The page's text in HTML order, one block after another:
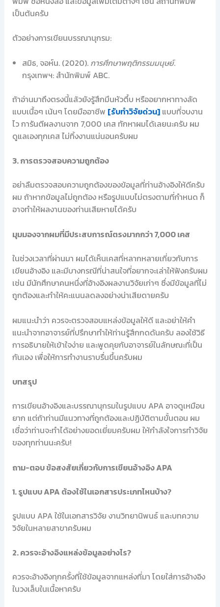
เป็นต้นครับ
ตัวอย่างการเขียนบรรณานุกรม:
สมิธ, จอห์น. (2020). การศึกษาพฤติกรรมมนุษย์.
กรุงเทพฯ: สำนักพิมพ์ ABC.
ถ้าอ่านมาถึงตรงนี้แล้วยังรู้สึกมึนหัวตึ้บ หรืออยากหาทางลัด
แบบเนื้อๆ เน้นๆ โดยมืออาชีพ [รับทำวิจัยด่วน]แบบที่จบงาน
ไว การันตีผลงานจาก 7,000 เคส ทักหาผมได้เลยนะครับ ผม
ดูแลเองทุกเคส ไม่ทิ้งงานแน่นอนครับผม
3. การตรวจสอบความถูกต้อง
อย่าลืมตรวจสอบความถูกต้องของข้อมูลที่ท่านอ้างอิงให้ดีครับ
ผม ถ้าหากข้อมูลไม่ถูกต้อง หรือรูปแบบไม่ตรงตามที่กำหนด ก็
อาจทำให้ผลงานของท่านเสียหายได้ครับ
มุมมองจากผมที่มีประสบการณ์ตรงมากกว่า 7,000 เคส
ในช่วงเวลาที่ผ่านมา ผมได้เห็นเคสที่หลากหลายเกี่ยวกับการ
เขียนอ้างอิง และมีบางกรณีที่น่าสนใจที่อยากจะเล่าให้ฟังครับผม
เช่น มีนักศึกษาคนหนึ่งที่อ้างอิงผลงานวิจัยเก่าๆ ซึ่งมีข้อมูลที่ไม่
ถูกต้องและทำให้คะแนนลดลงอย่างน่าเสียดายครับ
ผมแนะนำว่า ควรจะตรวจสอบแหล่งข้อมูลให้ดี และอย่าให้คำ
แนะนำจากอาจารย์ที่ปรึกษาทำให้ท่านรู้สึกกดดันครับ ลองใช้วิธี
การอธิบายให้เข้าใจง่าย และพูดคุยกับอาจารย์ในลักษณะที่เป็น
กันเอง เพื่อให้การทำงานราบรื่นขึ้นครับผม
บทสรุป
การเขียนอ้างอิงและบรรณานุกรมในรูปแบบ APA อาจดูเหมือน
ยาก แต่ถ้าท่านมีแนวทางที่ถูกต้องและปฏิบัติตามขั้นตอน ผม
เชื่อว่าท่านจะทำได้อย่างยอดเยี่ยมครับผม ให้กำลังใจการทำวิจัย
ของทุกท่านนะครับ!
ถาม-ตอบ ข้อสงสัยเกี่ยวกับการเขียนอ้างอิง APA
1. รูปแบบ APA ต้องใช้ในเอกสารประเภทไหนบ้าง?
รูปแบบ APA ใช้ในเอกสารวิจัย งานวิทยานิพนธ์ และบทความ
วิจัยในหลายสาขาครับผม
2. ควรจะอ้างอิงแหล่งข้อมูลอย่างไร?
ควรจะอ้างอิงทุกครั้งที่ใช้ข้อมูลจากแหล่งที่มา โดยใส่การอ้างอิง
ในวงเล็บในเนื้อหาครับ